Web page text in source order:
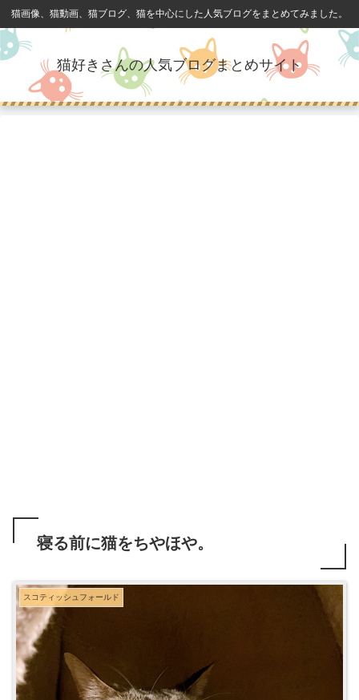
猫画像、猫動画、猫ブログ、猫を中心にした人気ブログをまとめてみました。
猫好きさんの人気ブログまとめサイト
寝る前に猫をちやほや。
スコティッシュフォールド